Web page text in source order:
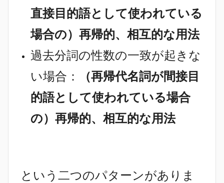
直接目的語として使われている
場合の）再帰的、相互的な用法
過去分詞の性数の一致が起きな
い場合：
（再帰代名詞が間接目
的語として使われている場合
の）再帰的、相互的な用法
という二つのパターンがありま